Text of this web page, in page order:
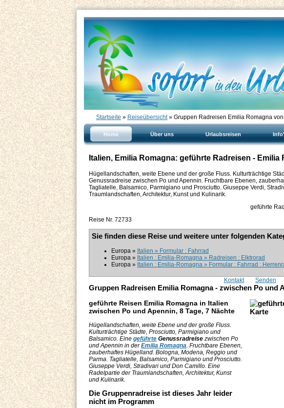
Startseite » Reiseübersicht» Gruppen Radreisen Emilia Romagna
Home Über uns Urlaubsreisen
Italien, Emilia Romagna: geführte Radreisen - Emilia
Hügellandschaften, weite Ebene und der große Fluss. Kulturträchtige
Genussradreise zwischen Po und Apennin. Fruchtbare Ebenen,
Tagliatelle, Balsamico, Parmigiano und Prosciutto. Giuseppe Verdi,
Traumlandschaften, Architektur, Kunst und Kulinarik.
geführte
Reise Nr. 72733
Sie finden diese Reise und weitere unter folgenden
Europa » Italien » Formular : Fahrrad
Europa » Italien : Emilia-Romagna » Radreisen : Elktrorad
Europa » Italien : Emilia-Romagna » Formular : Fahrrad :
Kontakt Senden
Gruppen Radreisen Emilia Romagna - zwischen Po und
geführte Reisen Emilia Romagna in Italien
zwischen Po und Apennin, 8 Tage, 7 Nächte
Hügellandschaften, weite Ebene und der große Fluss.
Kulturträchtige Städte, Prosciutto, Parmigiano und
Balsamico. Eine geführte Genussradreise zwischen Po
und Apennin in derEmilia Romagna. Fruchtbare Ebenen,
zauberhaftes Hügelland. Bologna, Modena, Reggio und
Parma. Tagliatelle, Balsamico, Parmigiano und Prosciutto.
Giuseppe Verdi, Stradivari und Don Camillo. Eine
Radelpartie der Traumlandschaften, Architektur, Kunst
und Kulinarik.
Die Gruppenradreise ist dieses Jahr leider
nicht im Programm